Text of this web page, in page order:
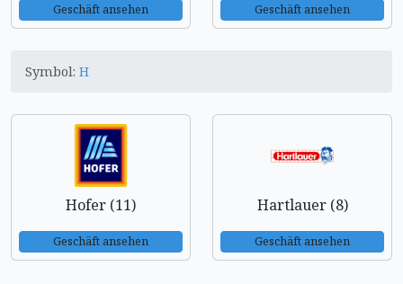
Geschäft ansehen Geschäft ansehen
Symbol: H
Hofer (11)
Geschäft ansehen
Hartlauer (8)
Geschäft ansehen